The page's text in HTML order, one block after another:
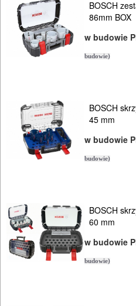
BUDOWLANE
MASZYNY
OBRÓBKA
DREWNA
OBRÓBKA
WARSZTATOWE
I
RĘCZNE
NARZĘDZIA
BOSCH
86mm BOX
w budowie
budowie)
BOSCH
45 mm
w budowie
budowie)
BOSCH
60 mm
w budowie
budowie)